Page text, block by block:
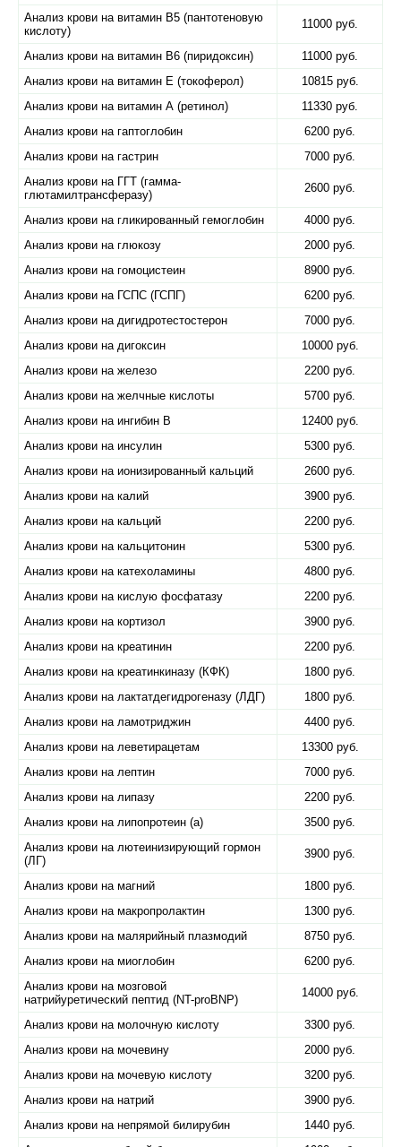
Анализ крови на витамин B5 (пантотеновую
кислоту)
11000 руб.
Анализ крови на витамин B6 (пиридоксин)
11000 руб.
Анализ крови на витамин E (токоферол)
10815 руб.
Анализ крови на витамин А (ретинол)
11330 руб.
Анализ крови на гаптоглобин
6200 руб.
Анализ крови на гастрин
7000 руб.
Анализ крови на ГГТ (гамма-
глютамилтрансферазу)
2600 руб.
Анализ крови на гликированный гемоглобин
4000 руб.
Анализ крови на глюкозу
2000 руб.
Анализ крови на гомоцистеин
8900 руб.
Анализ крови на ГСПС (ГСПГ)
6200 руб.
Анализ крови на дигидротестостерон
7000 руб.
Анализ крови на дигоксин
10000 руб.
Анализ крови на железо
2200 руб.
Анализ крови на желчные кислоты
5700 руб.
Анализ крови на ингибин B
12400 руб.
Анализ крови на инсулин
5300 руб.
Анализ крови на ионизированный кальций
2600 руб.
Анализ крови на калий
3900 руб.
Анализ крови на кальций
2200 руб.
Анализ крови на кальцитонин
5300 руб.
Анализ крови на катехоламины
4800 руб.
Анализ крови на кислую фосфатазу
2200 руб.
Анализ крови на кортизол
3900 руб.
Анализ крови на креатинин
2200 руб.
Анализ крови на креатинкиназу (КФК)
1800 руб.
Анализ крови на лактатдегидрогеназу (ЛДГ)
1800 руб.
Анализ крови на ламотриджин
4400 руб.
Анализ крови на леветирацетам
13300 руб.
Анализ крови на лептин
7000 руб.
Анализ крови на липазу
2200 руб.
Анализ крови на липопротеин (а)
3500 руб.
Анализ крови на лютеинизирующий гормон
(ЛГ)
3900 руб.
Анализ крови на магний
1800 руб.
Анализ крови на макропролактин
1300 руб.
Анализ крови на малярийный плазмодий
8750 руб.
Анализ крови на миоглобин
6200 руб.
Анализ крови на мозговой
натрийуретический пептид (NT-proBNP)
14000 руб.
Анализ крови на молочную кислоту
3300 руб.
Анализ крови на мочевину
2000 руб.
Анализ крови на мочевую кислоту
3200 руб.
Анализ крови на натрий
3900 руб.
Анализ крови на непрямой билирубин
1440 руб.